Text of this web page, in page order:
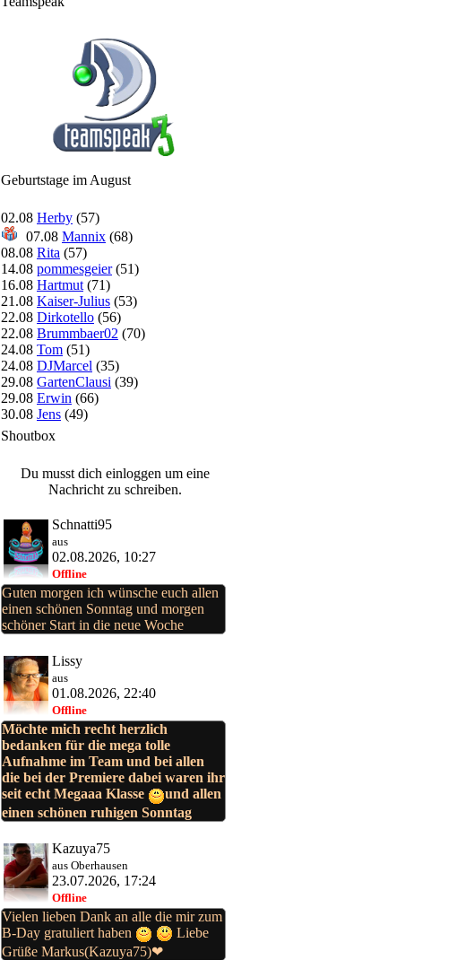
Geburtstage im August
02.08 Herby (57)
07.08 Mannix (68)
08.08 Rita (57)
14.08 pommesgeier(51)
16.08 Hartmut (71)
21.08 Kaiser-Julius (53)
22.08 Dirkotello (56)
22.08 Brummbaer02 (70)
24.08 Tom (51)
24.08 DJMarcel (35)
29.08 GartenClausi (39)
29.08 Erwin (66)
30.08 Jens (49)
Shoutbox
Du musst dich einloggen um eine
Nachricht zu schreiben.
Schnatti95
aus
02.08.2026, 10:27
Offline
Guten morgen ich wünsche euch allen
einen schönen Sonntag und morgen
schöner Start in die neue Woche
Lissy
aus
01.08.2026, 22:40
Offline
Möchte mich recht herzlich
bedanken für die mega tolle
Aufnahme im Team und bei allen
die bei der Premiere dabei waren ihr
seit echt Megaaa Klasse
und allen
einen schönen ruhigen Sonntag
Kazuya75
aus Oberhausen
23.07.2026, 17:24
Offline
Vielen lieben Dank an alle die mir zum
B-Day gratuliert haben
Liebe
Grüße Markus(Kazuya75)❤